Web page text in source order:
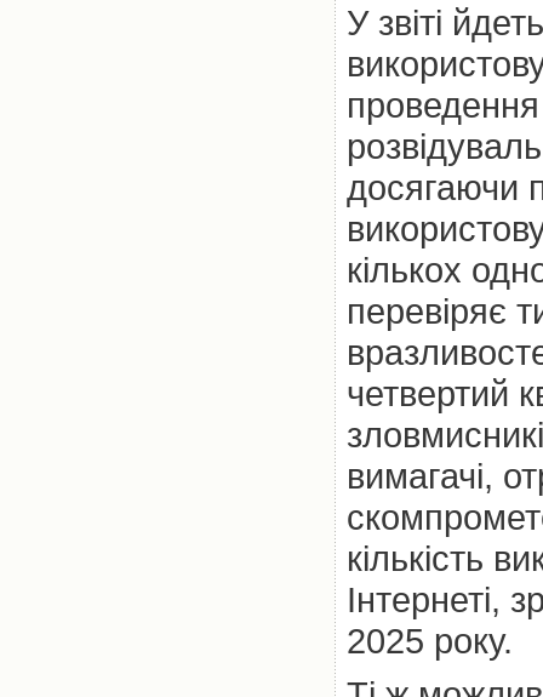
У звіті
досягаючи
кількох
перевіряє
четвертий
вимагачі,
кількість
Інтернеті,
2025 року.